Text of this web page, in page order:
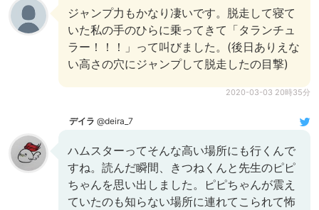
ジャンプ力もかなり凄いです。脱走して寝て
いた私の手のひらに乗ってきて「タランチュ
ラー！！！」って叫びました。(後日ありえな
い高さの穴にジャンプして脱走したの目撃)
2020-03-03 20時35分
デイラ @deira_7
ハムスターってそんな高い場所にも行くんで
すね。読んだ瞬間、きつねくんと先生のピピ
ちゃんを思い出しました。ピピちゃんが震え
ていたのも知らない場所に連れてこられて怖